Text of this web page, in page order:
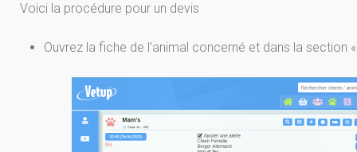
Voici la procédure pour un devis
Ouvrez la fiche de l’animal concerné et dans la section